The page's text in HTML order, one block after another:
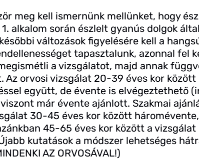
meg kell ismernünk mellünket, hogy
alkalom során észlelt gyanús dolgok
változások figyelésére kell a
tapasztalunk, azonnal fel
a vizsgálatot, majd annak
Az orvosi vizsgálat 20-39 éves kor
együtt, de évente is elvégeztethető
már évente ajánlott. Szakmai
30-45 éves kor között
45-65 éves kor között a
kutatások a módszer lehetséges
AZ ORVOSÁVAL!)